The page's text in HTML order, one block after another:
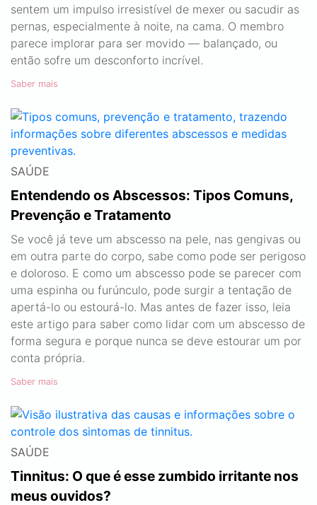
sentem um impulso irresistível de mexer ou sacudir as
pernas, especialmente à noite, na cama. O membro
parece implorar para ser movido — balançado, ou
então sofre um desconforto incrível.
Saber mais
SAÚDE
Entendendo os Abscessos: Tipos Comuns,
Prevenção e Tratamento
Se você já teve um abscesso na pele, nas gengivas ou
em outra parte do corpo, sabe como pode ser perigoso
e doloroso. E como um abscesso pode se parecer com
uma espinha ou furúnculo, pode surgir a tentação de
apertá-lo ou estourá-lo. Mas antes de fazer isso, leia
este artigo para saber como lidar com um abscesso de
forma segura e porque nunca se deve estourar um por
conta própria.
Saber mais
SAÚDE
Tinnitus: O que é esse zumbido irritante nos
meus ouvidos?